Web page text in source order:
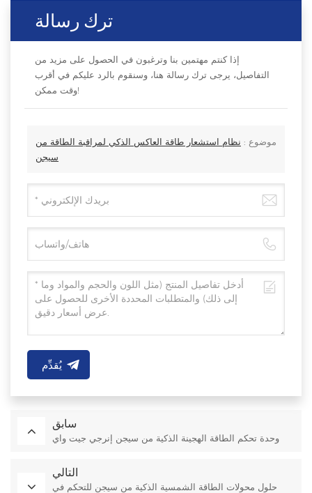
ترك رسالة
إذا كنتم مهتمين بنا وترغبون في الحصول على مزيد من
التفاصيل، يرجى ترك رسالة هنا، وسنقوم بالرد عليكم في أقرب
وقت ممكن!
موضوع : نظام استشعار طاقة العاكس الذكي لمراقبة الطاقة من
سيجن
يُقدِّم
سابق
وحدة تحكم الطاقة الهجينة الذكية من سيجن إنرجي جيت واي
التالي
حلول محولات الطاقة الشمسية الذكية من سيجن للتحكم في